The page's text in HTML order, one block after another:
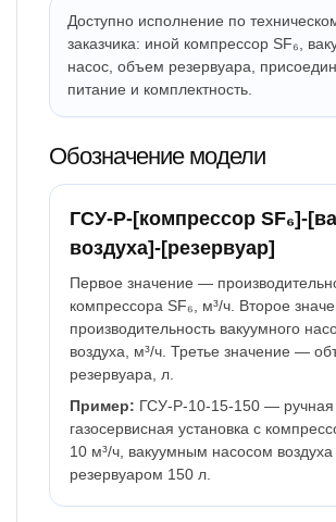
Доступно исполнение по
заказчика: иной компрессор SF₆,
насос, объем резервуара,
питание и комплектность.
Обозначение модели
ГСУ-Р-[компрессор SF₆]-
воздуха]-[резервуар]
Первое значение —
компрессора SF₆, м³/ч. Второе
производительность вакуумного
воздуха, м³/ч. Третье значение —
резервуара, л.
Пример: ГСУ-Р-10-15-150 — ручная
газосервисная установка с
10 м³/ч, вакуумным насосом воздуха
резервуаром 150 л.